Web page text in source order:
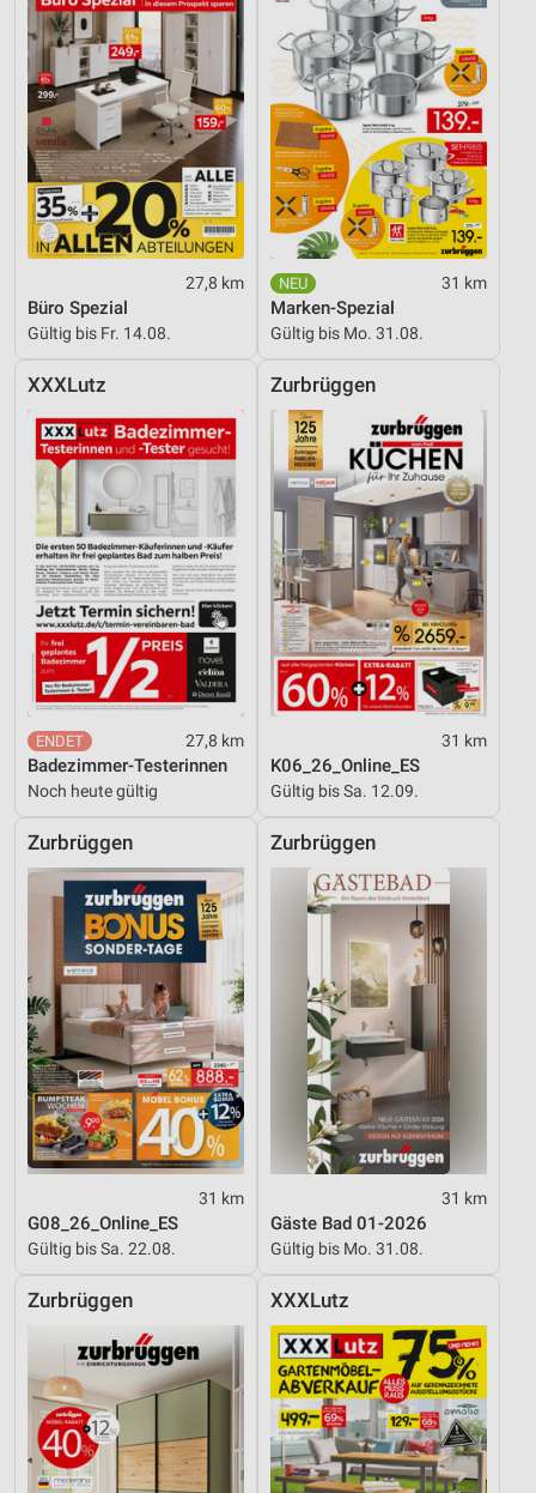
27,8 km
Büro Spezial
Gültig bis Fr. 14.08.
31 km
Marken-Spezial
Gültig bis Mo. 31.08.
XXXLutz
27,8 km
Badezimmer-Testerinnen
Noch heute gültig
Zurbrüggen
31 km
K06_26_Online_ES
Gültig bis Sa. 12.09.
Zurbrüggen
31 km
G08_26_Online_ES
Gültig bis Sa. 22.08.
Zurbrüggen
31 km
Gäste Bad 01-2026
Gültig bis Mo. 31.08.
Zurbrüggen XXXLutz